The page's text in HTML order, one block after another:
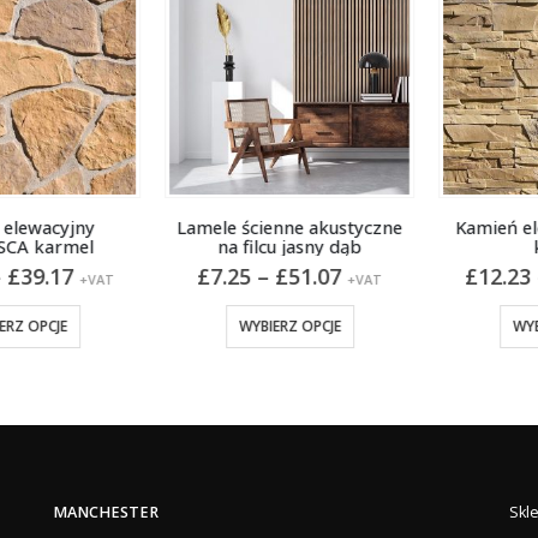
karmel
39.17Zakres
od
£22.54
+VAT
OPCJE
Ten produkt ma wiele wariantów. Opcje można wybrać na stronie produktu
Lamele ścienne akustyczne
na filcu jasny dąb
7.25 – £51.07Zakres
od
£7.25
+VAT
WYBIERZ OPCJE
Ten produkt ma wiele wariantów. Opcje można wybrać na stronie produktu
Kamień
12.23 –
MANCHESTER